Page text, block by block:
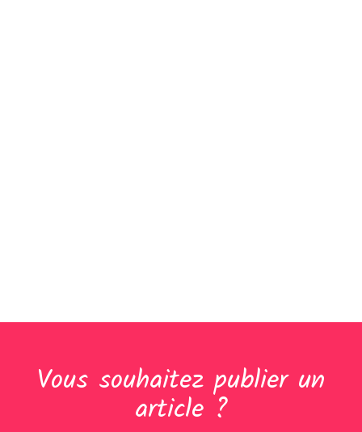
Vous souhaitez publier un
article ?